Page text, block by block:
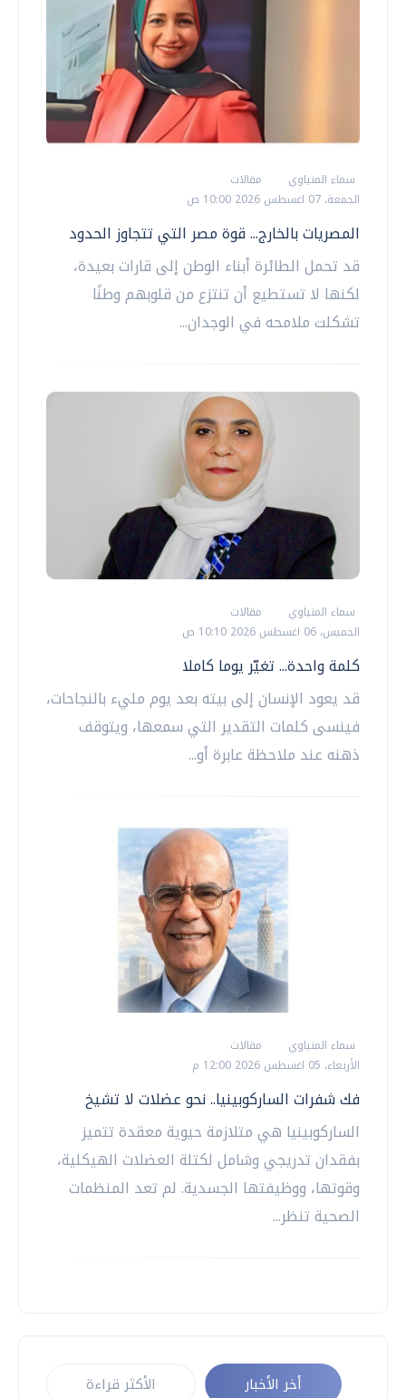
سماء المنياوي
مقالات
الجمعة، 07 اغسطس 2026 10:00 ص
المصريات بالخارج... قوة مصر التي تتجاوز الحدود
قد تحمل الطائرة أبناء الوطن إلى قارات بعيدة،
لكنها لا تستطيع أن تنتزع من قلوبهم وطنًا
تشكلت ملامحه في الوجدان...
سماء المنياوي
مقالات
الخميس، 06 اغسطس 2026 10:10 ص
كلمة واحدة... تغيّر يوما كاملا
قد يعود الإنسان إلى بيته بعد يوم مليء بالنجاحات،
فينسى كلمات التقدير التي سمعها، ويتوقف
ذهنه عند ملاحظة عابرة أو...
سماء المنياوي
مقالات
الأربعاء، 05 اغسطس 2026 12:00 م
فك شفرات الساركوبينيا.. نحو عضلات لا تشيخ
الساركوبينيا هي متلازمة حيوية معقدة تتميز
بفقدان تدريجي وشامل لكتلة العضلات الهيكلية،
وقوتها، ووظيفتها الجسدية. لم تعد المنظمات
الصحية تنظر...
أخر الأخبار الأكثر قراءة